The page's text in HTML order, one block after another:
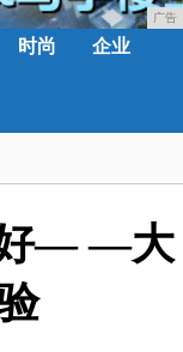
广告
时尚 企业
好— —大